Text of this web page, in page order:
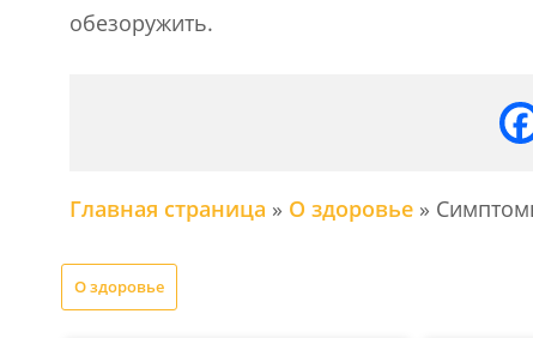
обезоружить.
Главная страница » О здоровье»
О здоровье